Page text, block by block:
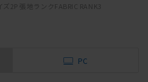
2P 張地ランクFABRIC RANK3
PC